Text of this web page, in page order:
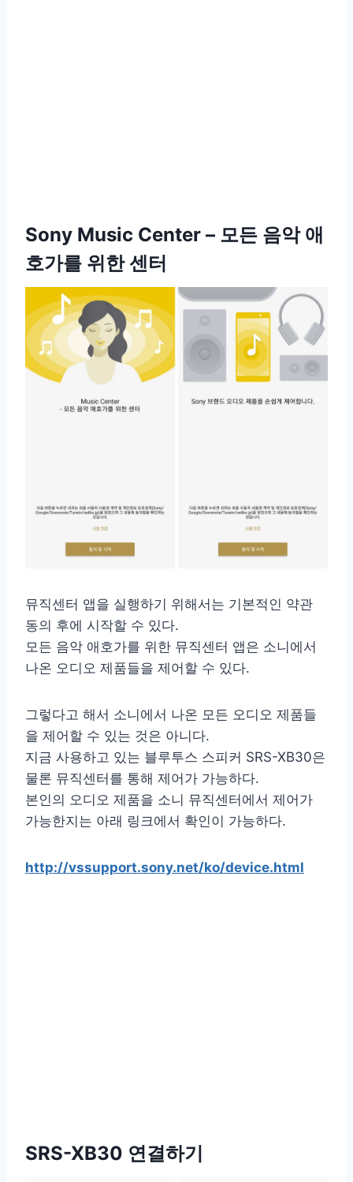
Sony Music Center – 모든 음악 애
호가를 위한 센터
뮤직센터 앱을 실행하기 위해서는 기본적인 약관
동의 후에 시작할 수 있다.
모든 음악 애호가를 위한 뮤직센터 앱은 소니에서
나온 오디오 제품들을 제어할 수 있다.
그렇다고 해서 소니에서 나온 모든 오디오 제품들
을 제어할 수 있는 것은 아니다.
지금 사용하고 있는 블루투스 스피커 SRS-XB30은
물론 뮤직센터를 통해 제어가 가능하다.
본인의 오디오 제품을 소니 뮤직센터에서 제어가
가능한지는 아래 링크에서 확인이 가능하다.
http://vssupport.sony.net/ko/device.html
SRS-XB30 연결하기